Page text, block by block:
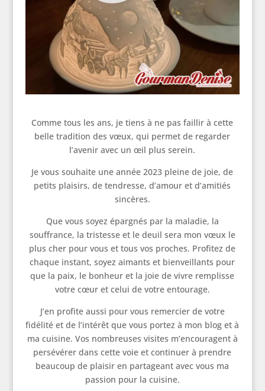
Comme tous les ans, je tiens à ne pas faillir à cette
belle tradition des vœux, qui permet de regarder
l’avenir avec un œil plus serein.
Je vous souhaite une année 2023 pleine de joie, de
petits plaisirs, de tendresse, d’amour et d’amitiés
sincères.
Que vous soyez épargnés par la maladie, la
souffrance, la tristesse et le deuil sera mon vœux le
plus cher pour vous et tous vos proches. Profitez de
chaque instant, soyez aimants et bienveillants pour
que la paix, le bonheur et la joie de vivre remplisse
votre cœur et celui de votre entourage.
J’en profite aussi pour vous remercier de votre
fidélité et de l’intérêt que vous portez à mon blog et à
ma cuisine. Vos nombreuses visites m’encouragent à
persévérer dans cette voie et continuer à prendre
beaucoup de plaisir en partageant avec vous ma
passion pour la cuisine.